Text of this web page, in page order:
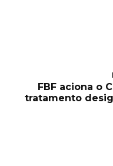
FBF aciona o
tratamento